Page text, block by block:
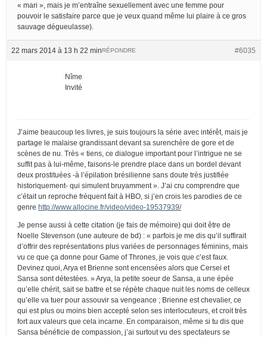
« mari », mais je m’entraîne sexuellement avec une femme pour
pouvoir le satisfaire parce que je veux quand même lui plaire à ce gros
sauvage dégueulasse).
22 mars 2014 à 13 h 22 min #6035
RÉPONDRE
Nîme
Invité
J’aime beaucoup les livres, je suis toujours la série avec intérêt, mais je
partage le malaise grandissant devant sa surenchère de gore et de
scènes de nu. Très « tiens, ce dialogue important pour l’intrigue ne se
suffit pas à lui-même, faisons-le prendre place dans un bordel devant
deux prostituées -à l’épilation brésilienne sans doute très justifiée
historiquement- qui simulent bruyamment ». J’ai cru comprendre que
c’était un reproche fréquent fait à HBO, si j’en crois les parodies de ce
genre http://www.allocine.fr/video/video-19537939/
Je pense aussi à cette citation (je fais de mémoire) qui doit être de
Noelle Stevenson (une auteure de bd) : « parfois je me dis qu’il suffirait
d’offrir des représentations plus variées de personnages féminins, mais
vu ce que ça donne pour Game of Thrones, je vois que c’est faux.
Devinez quoi, Arya et Brienne sont encensées alors que Cersei et
Sansa sont détestées. » Arya, la petite soeur de Sansa, a une épée
qu’elle chérit, sait se battre et se répète chaque nuit les noms de celleux
qu’elle va tuer pour assouvir sa vengeance ; Brienne est chevalier, ce
qui est plus ou moins bien accepté selon ses interlocuteurs, et croit très
fort aux valeurs que cela incarne. En comparaison, même si tu dis que
Sansa bénéficie de compassion, j’ai surtout vu des spectateurs se